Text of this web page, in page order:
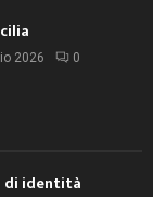
2026 0
di identità